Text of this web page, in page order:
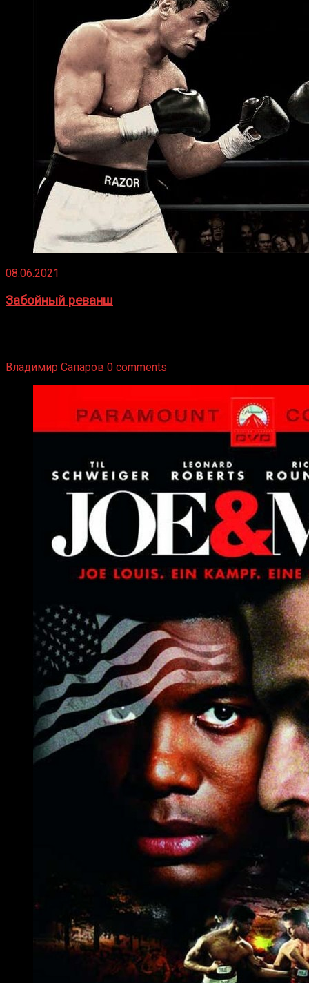
08.06.2021
Забойный реванш
Владимир Сапаров 0 comments